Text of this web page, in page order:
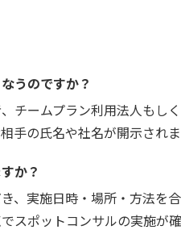
うのですか？
チームプラン利用法人もし
手の氏名や社名が開示されま
か？
、実施日時・場所・方法を合
スポットコンサルの実施が確